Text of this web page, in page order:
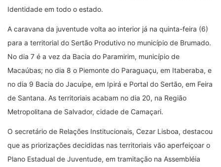
Identidade em todo o estado.
A caravana da juventude volta ao interior já na quinta-feira (6)
para a territorial do Sertão Produtivo no município de Brumado.
No dia 7 é a vez da Bacia do Paramirim, município de
Macaúbas; no dia 8 o Piemonte do Paraguaçu, em Itaberaba, e
no dia 9 Bacia do Jacuípe, em Ipirá e Portal do Sertão, em Feira
de Santana. As territoriais acabam no dia 20, na Região
Metropolitana de Salvador, cidade de Camaçari.
O secretário de Relações Institucionais, Cezar Lisboa, destacou
que as priorizações decididas nas territoriais vão aperfeiçoar o
Plano Estadual de Juventude, em tramitação na Assembléia